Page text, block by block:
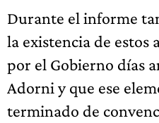
Durante el informe
la existencia de estos
por el Gobierno días
Adorni y que ese
terminado de